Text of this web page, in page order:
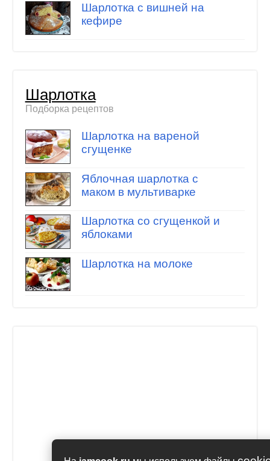
Шарлотка с вишней на
кефире
Шарлотка
Подборка рецептов
Шарлотка на вареной
сгущенке
Яблочная шарлотка с
маком в мультиварке
Шарлотка со сгущенкой и
яблоками
Шарлотка на молоке